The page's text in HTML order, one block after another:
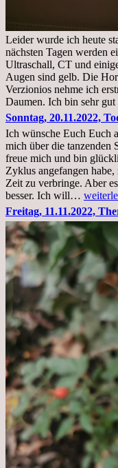
Leider wurde ich heute
nächsten Tagen werden
Ultraschall, CT und
Augen sind gelb. Die
Verzionios nehme ich
Daumen. Ich bin sehr
Sonntag, 20.11.2022,
Ich wünsche Euch Euch
mich über die tanzenden
freue mich und bin
Zyklus angefangen
Zeit zu verbringe. Aber
besser. Ich will…
Freitag, 11.11.2022,